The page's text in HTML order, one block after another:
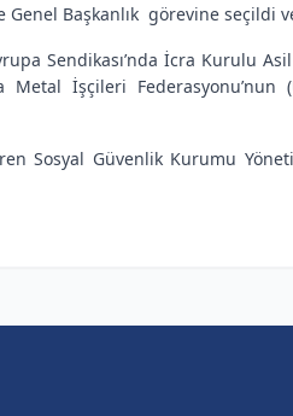
Genel Başkanlık görevine
Sendikası’nda İcra Kurulu
Metal İşçileri Federasyonu’nun
Sosyal Güvenlik Kurumu